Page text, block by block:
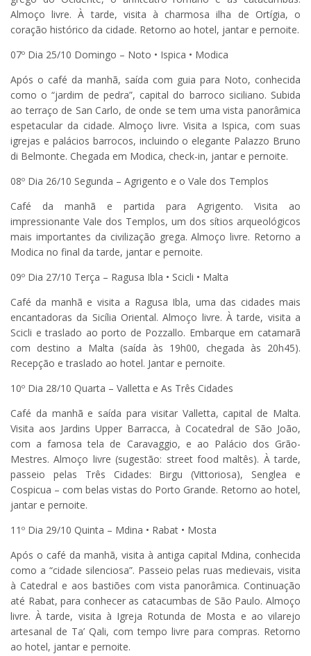
Almoço livre. À tarde, visita à charmosa ilha de Ortígia, o
coração histórico da cidade. Retorno ao hotel, jantar e pernoite.
07º Dia 25/10 Domingo – Noto • Ispica • Modica
Após o café da manhã, saída com guia para Noto, conhecida
como o “jardim de pedra”, capital do barroco siciliano. Subida
ao terraço de San Carlo, de onde se tem uma vista panorâmica
espetacular da cidade. Almoço livre. Visita a Ispica, com suas
igrejas e palácios barrocos, incluindo o elegante Palazzo Bruno
di Belmonte. Chegada em Modica, check-in, jantar e pernoite.
08º Dia 26/10 Segunda – Agrigento e o Vale dos Templos
Café da manhã e partida para Agrigento. Visita ao
impressionante Vale dos Templos, um dos sítios arqueológicos
mais importantes da civilização grega. Almoço livre. Retorno a
Modica no final da tarde, jantar e pernoite.
09º Dia 27/10 Terça – Ragusa Ibla • Scicli • Malta
Café da manhã e visita a Ragusa Ibla, uma das cidades mais
encantadoras da Sicília Oriental. Almoço livre. À tarde, visita a
Scicli e traslado ao porto de Pozzallo. Embarque em catamarã
com destino a Malta (saída às 19h00, chegada às 20h45).
Recepção e traslado ao hotel. Jantar e pernoite.
10º Dia 28/10 Quarta – Valletta e As Três Cidades
Café da manhã e saída para visitar Valletta, capital de Malta.
Visita aos Jardins Upper Barracca, à Cocatedral de São João,
com a famosa tela de Caravaggio, e ao Palácio dos Grão-
Mestres. Almoço livre (sugestão: street food maltês). À tarde,
passeio pelas Três Cidades: Birgu (Vittoriosa), Senglea e
Cospicua – com belas vistas do Porto Grande. Retorno ao hotel,
jantar e pernoite.
11º Dia 29/10 Quinta – Mdina • Rabat • Mosta
Após o café da manhã, visita à antiga capital Mdina, conhecida
como a “cidade silenciosa”. Passeio pelas ruas medievais, visita
à Catedral e aos bastiões com vista panorâmica. Continuação
até Rabat, para conhecer as catacumbas de São Paulo. Almoço
livre. À tarde, visita à Igreja Rotunda de Mosta e ao vilarejo
artesanal de Ta’ Qali, com tempo livre para compras. Retorno
ao hotel, jantar e pernoite.